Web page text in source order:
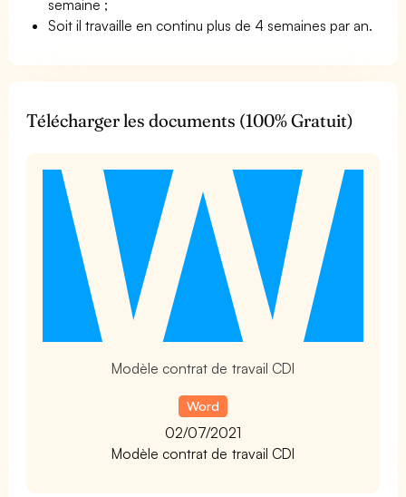
semaine ;
Soit il travaille en continu plus de 4 semaines par an.
Télécharger les documents (100% Gratuit)
Modèle contrat de travail CDI
Word
02/07/2021
Modèle contrat de travail CDI